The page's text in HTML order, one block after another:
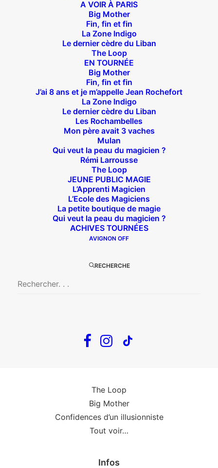
A VOIR À PARIS
Big Mother
Fin, fin et fin
La Zone Indigo
Le dernier cèdre du Liban
The Loop
EN TOURNÉE
Big Mother
Fin, fin et fin
J’ai 8 ans et je m’appelle Jean Rochefort
La Zone Indigo
Le dernier cèdre du Liban
Les Rochambelles
Mon père avait 3 vaches
Mulan
Qui veut la peau du magicien ?
Rémi Larrousse
The Loop
JEUNE PUBLIC MAGIE
L’Apprenti Magicien
L’Ecole des Magiciens
La petite boutique de magie
Qui veut la peau du magicien ?
ACHIVES TOURNÉES
AVIGNON OFF
RECHERCHE
Suivez nous !
Théâtre des Béliers Parisiens
14 bis rue Sainte Isaure 75018 Paris
Joffrin / Simplon – Loc :01 42 62 35 00
The Loop
Big Mother
Confidences d’un illusionniste
Tout voir…
Infos